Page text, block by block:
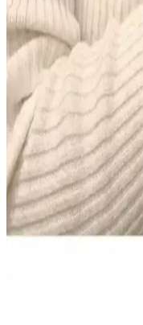
Makyajda doğru ürün
bir görünüm için kritik
dayanıklı göz kalemine
detaylıca ele alınmıştır.
Colgate Sensitive
Hassas Dişler için
Colgate Sensitive Diş
kökenli set, hassas
kullanım sağlar. Evde
kullanıcılar kıvam ve
yüksek.
NIVEA Men Deep
Nem, Yağsız